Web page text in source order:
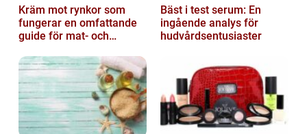
Kräm mot rynkor som
fungerar en omfattande
guide för mat- och
Bäst i test serum: En
ingående analys för
hudvårdsentusiaster